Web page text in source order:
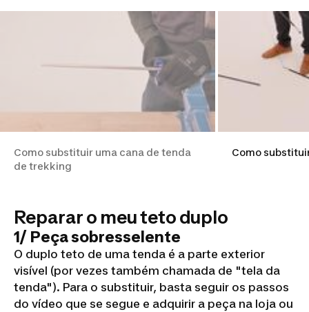
Como substituir uma cana de tenda
de trekking
Como
Reparar o meu teto duplo
1/ Peça sobresselente
O duplo teto de uma tenda é a parte exterior
visível (por vezes também chamada de "tela da
tenda"). Para o substituir, basta seguir os passos
do vídeo que se segue e adquirir a peça na loja ou